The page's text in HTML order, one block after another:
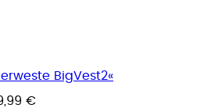
BigVest2«
€